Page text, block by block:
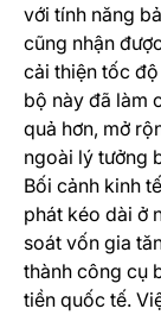
với tính năng
cũng nhận
cải thiện tốc
bộ này đã làm
quả hơn, mở
ngoài lý tưởng
Bối cảnh kinh
phát kéo dài ở
soát vốn gia
thành công cụ
tiền quốc tế.